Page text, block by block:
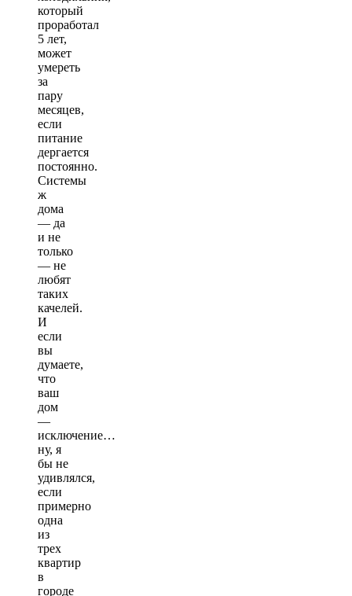
который
проработал
5 лет,
может
умереть
за
пару
месяцев,
если
питание
дергается
постоянно.
Системы
ж
дома
— да
и не
только
— не
любят
таких
качелей.
И
если
вы
думаете,
что
ваш
дом
—
исключение…
ну, я
бы не
удивлялся,
если
примерно
одна
из
трех
квартир
в
городе